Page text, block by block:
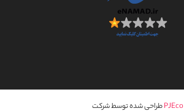
طراحی شده توسط شرکتPJEco